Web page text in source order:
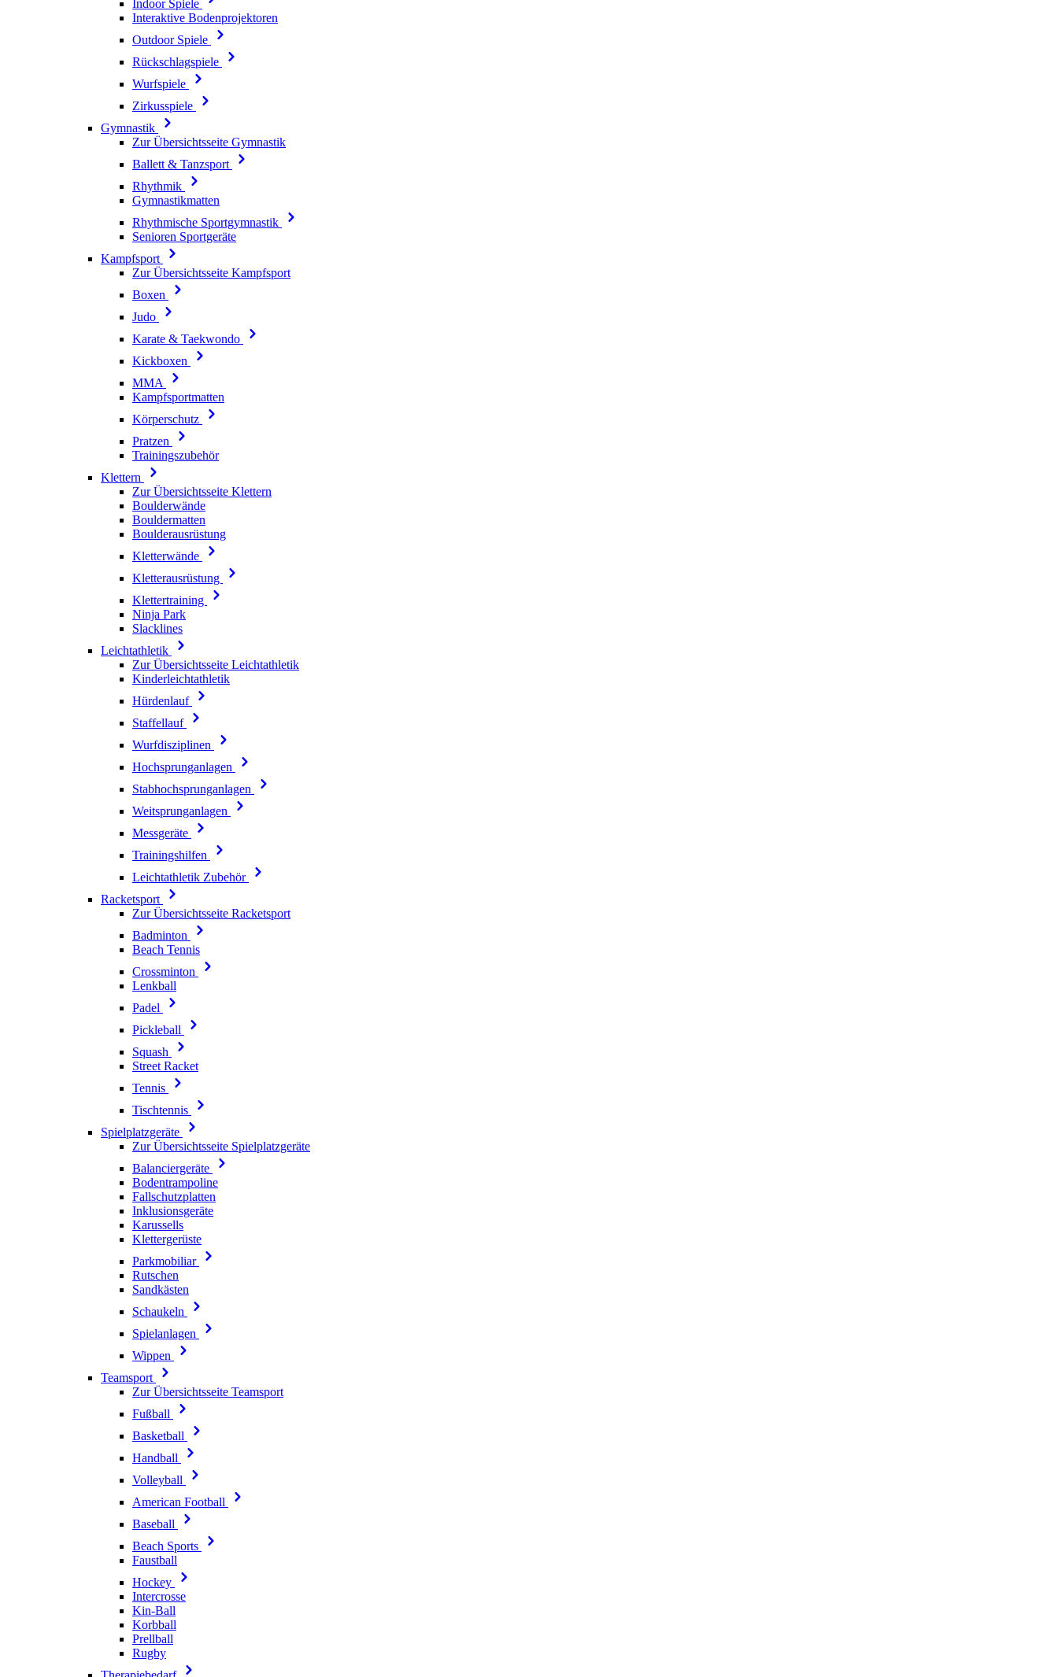
Indoor Spiele
Interaktive Bodenprojektoren
Outdoor Spiele
Rückschlagspiele
Wurfspiele
Zirkusspiele
Gymnastik
Zur Übersichtsseite Gymnastik
Ballett & Tanzsport
Rhythmik
Gymnastikmatten
Rhythmische Sportgymnastik
Senioren Sportgeräte
Kampfsport
Zur Übersichtsseite Kampfsport
Boxen
Judo
Karate & Taekwondo
Kickboxen
MMA
Kampfsportmatten
Körperschutz
Pratzen
Trainingszubehör
Klettern
Zur Übersichtsseite Klettern
Boulderwände
Bouldermatten
Boulderausrüstung
Kletterwände
Kletterausrüstung
Klettertraining
Ninja Park
Slacklines
Leichtathletik
Zur Übersichtsseite Leichtathletik
Kinderleichtathletik
Hürdenlauf
Staffellauf
Wurfdisziplinen
Hochsprunganlagen
Stabhochsprunganlagen
Weitsprunganlagen
Messgeräte
Trainingshilfen
Leichtathletik Zubehör
Racketsport
Zur Übersichtsseite Racketsport
Badminton
Beach Tennis
Crossminton
Lenkball
Padel
Pickleball
Squash
Street Racket
Tennis
Tischtennis
Spielplatzgeräte
Zur Übersichtsseite Spielplatzgeräte
Balanciergeräte
Bodentrampoline
Fallschutzplatten
Inklusionsgeräte
Karussells
Klettergerüste
Parkmobiliar
Rutschen
Sandkästen
Schaukeln
Spielanlagen
Wippen
Teamsport
Zur Übersichtsseite Teamsport
Fußball
Basketball
Handball
Volleyball
American Football
Baseball
Beach Sports
Faustball
Hockey
Intercrosse
Kin-Ball
Korbball
Prellball
Rugby